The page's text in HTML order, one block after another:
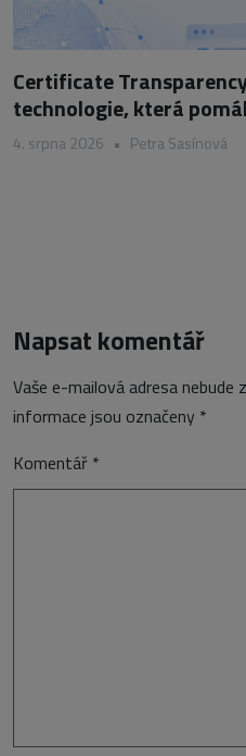
Certificate
technologie, která
4. srpna 2026 • Petra Sasínová
Napsat komentář
Vaše e-mailová adresa nebude
informace jsou označeny *
Komentář *